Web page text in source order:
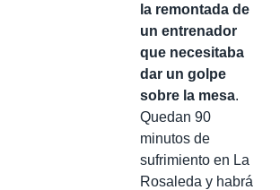
la remontada de
un entrenador
que necesitaba
dar un golpe
sobre la mesa.
Quedan 90
minutos de
sufrimiento en La
Rosaleda y habrá